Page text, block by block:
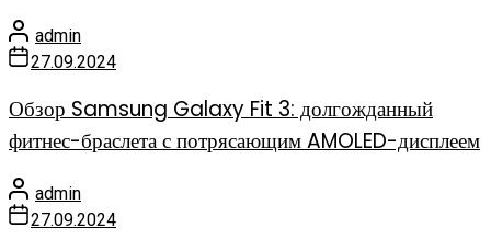
admin
27.09.2024
Обзор Samsung Galaxy Fit 3: долгожданный
фитнес-браслета с потрясающим AMOLED-дисплеем
admin
27.09.2024